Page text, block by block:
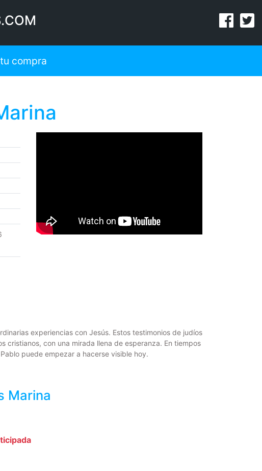
compra
experiencias con Jesús. Estos testimonios de judíos
cristianos, con una mirada llena de esperanza. En tiempos
puede empezar a hacerse visible hoy.
Marina